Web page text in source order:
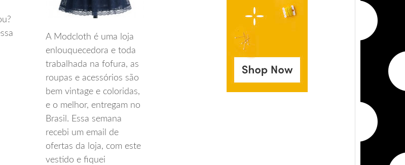
A Modcloth é uma loja
enlouquecedora e toda
trabalhada na fofura, as
roupas e acessórios são
bem vintage e coloridas,
e o melhor, entregam no
Brasil. Essa semana
recebi um email de
ofertas da loja, com este
vestido e fiquei